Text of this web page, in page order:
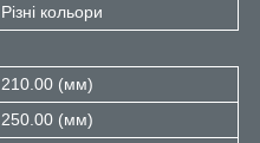
Різні кольори
210.00 (мм)
250.00 (мм)